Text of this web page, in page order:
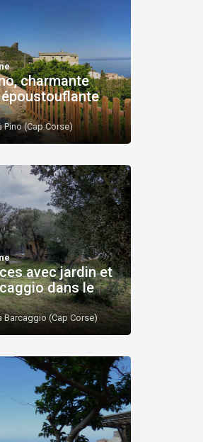
charmante
(Cap Corse)
avec jardin et
dans le
(Cap Corse)